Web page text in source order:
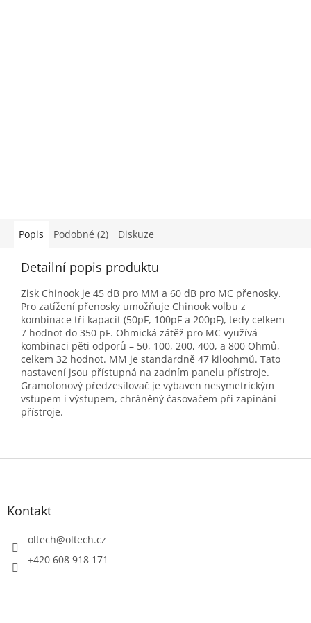
Popis Podobné (2) Diskuze
Detailní popis produktu
Zisk Chinook je 45 dB pro MM a 60 dB pro MC přenosky.
Pro zatížení přenosky umožňuje Chinook volbu z
kombinace tří kapacit (50pF, 100pF a 200pF), tedy celkem
7 hodnot do 350 pF. Ohmická zátěž pro MC využívá
kombinaci pěti odporů – 50, 100, 200, 400, a 800 Ohmů,
celkem 32 hodnot. MM je standardně 47 kiloohmů. Tato
nastavení jsou přístupná na zadním panelu přístroje.
Gramofonový předzesilovač je vybaven nesymetrickým
vstupem i výstupem, chráněný časovačem při zapínání
přístroje.
Z
Kontakt
oltech@oltech.cz
+420 608 918 171